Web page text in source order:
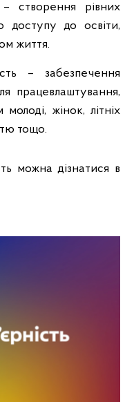
– створення рівних
доступу до освіти,
життя.
– забезпечення
працевлаштування,
жінок, літніх
тощо.
можна дізнатися в